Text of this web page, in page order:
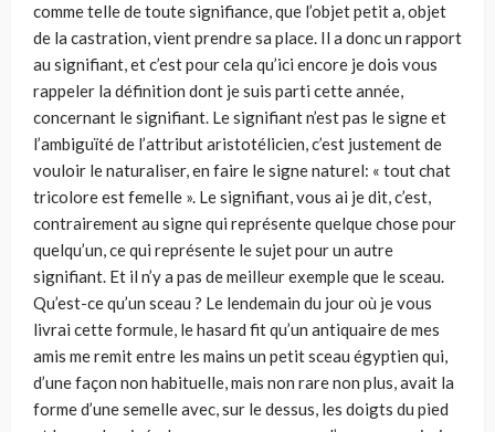
comme telle de toute signifiance, que l’objet petit a, objet
de la castration, vient prendre sa place. Il a donc un rapport
au signifiant, et c’est pour cela qu’ici encore je dois vous
rappeler la définition dont je suis parti cette année,
concernant le signifiant. Le signifiant n’est pas le signe et
l’ambiguïté de l’attribut aristotélicien, c’est justement de
vouloir le naturaliser, en faire le signe naturel: « tout chat
tricolore est femelle ». Le signifiant, vous ai je dit, c’est,
contrairement au signe qui représente quelque chose pour
quelqu’un, ce qui représente le sujet pour un autre
signifiant. Et il n’y a pas de meilleur exemple que le sceau.
Qu’est-ce qu’un sceau ? Le lendemain du jour où je vous
livrai cette formule, le hasard fit qu’un antiquaire de mes
amis me remit entre les mains un petit sceau égyptien qui,
d’une façon non habituelle, mais non rare non plus, avait la
forme d’une semelle avec, sur le dessus, les doigts du pied